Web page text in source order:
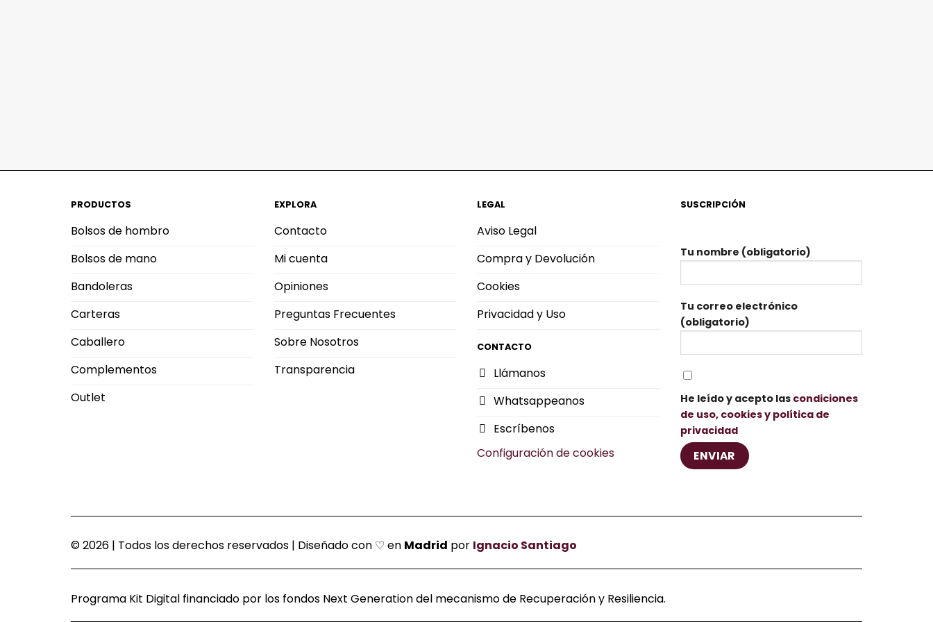
PRODUCTOS
Bolsos de hombro
Bolsos de mano
Bandoleras
Carteras
Caballero
Complementos
Outlet
EXPLORA
Contacto
Mi cuenta
Opiniones
Preguntas Frecuentes
Sobre Nosotros
Transparencia
LEGAL
Aviso Legal
Compra y Devolución
Cookies
Privacidad y Uso
CONTACTO
Llámanos
Whatsappeanos
Escríbenos
Configuración de cookies
SUSCRIPCIÓN
Tu nombre (obligatorio)
Tu correo electrónico
(obligatorio)
He leído y acepto las condiciones
de uso, cookies y política de
privacidad
© 2026 | Todos los derechos reservados | Diseñado con ♡ en Madrid por Ignacio Santiago
Programa Kit Digital financiado por los fondos Next Generation del mecanismo de Recuperación y Resiliencia.